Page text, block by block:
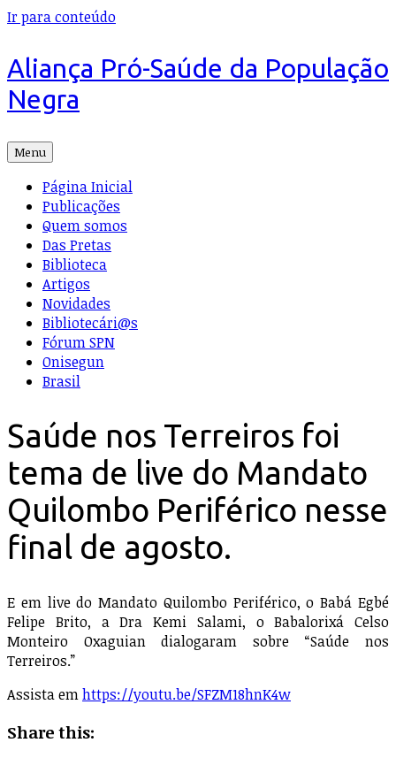
Ir para conteúdo
Aliança Pró-Saúde da População
Negra
Menu
Página Inicial
Publicações
Quem somos
Das Pretas
Biblioteca
Artigos
Novidades
Bibliotecári@s
Fórum SPN
Onisegun
Brasil
Saúde nos Terreiros foi
tema de live do Mandato
Quilombo Periférico nesse
final de agosto.
E em live do Mandato Quilombo Periférico, o Babá Egbé
Felipe Brito, a Dra Kemi Salami, o Babalorixá Celso
Monteiro Oxaguian dialogaram sobre “Saúde nos
Terreiros.”
Assista emhttps://youtu.be/SFZM18hnK4w
Share this: